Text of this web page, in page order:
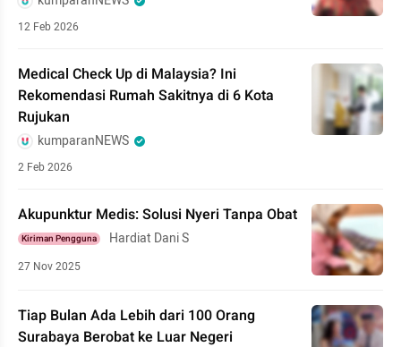
12 Feb 2026
Medical Check Up di Malaysia? Ini
Rekomendasi Rumah Sakitnya di 6 Kota
Rujukan
kumparanNEWS
2 Feb 2026
Akupunktur Medis: Solusi Nyeri Tanpa Obat
Kiriman Pengguna Hardiat Dani S
27 Nov 2025
Tiap Bulan Ada Lebih dari 100 Orang
Surabaya Berobat ke Luar Negeri